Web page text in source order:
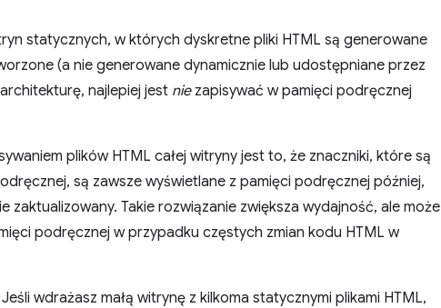
statycznych, w których dyskretne pliki HTML są generowane
(a nie generowane dynamicznie lub udostępniane przez
najlepiej jest niezapisywać w pamięci podręcznej
plików HTML całej witryny jest to, że znaczniki, które są
są zawsze wyświetlane z pamięci podręcznej później,
Takie rozwiązanie zwiększa wydajność, ale może
podręcznej w przypadku częstych zmian kodu HTML w
wdrażasz małą witrynę z kilkoma statycznymi plikami HTML,